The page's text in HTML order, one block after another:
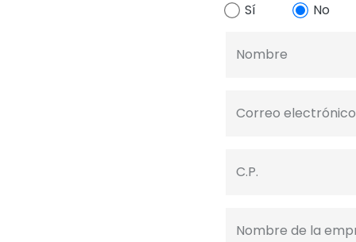
Sí
No
Nombre
Correo electrónico
C.P.
Nombre de la